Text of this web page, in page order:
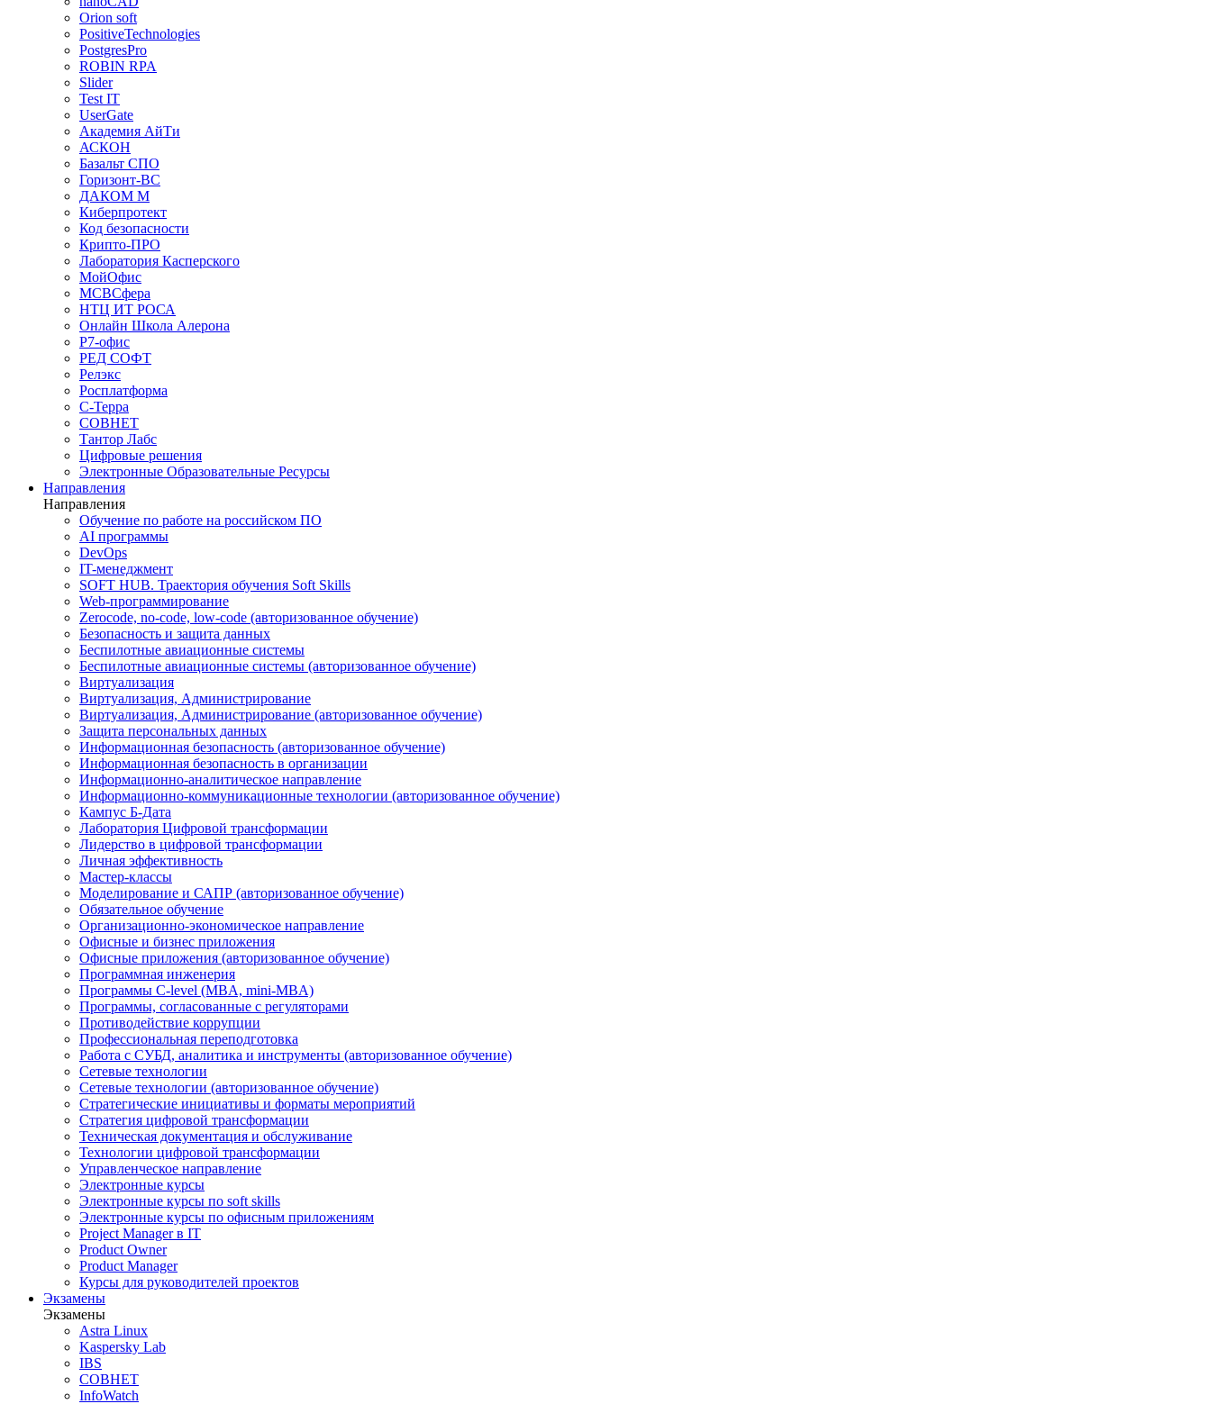
Orion soft
PositiveTechnologies
PostgresPro
ROBIN RPA
Slider
Test IT
UserGate
Академия АйТи
АСКОН
Базальт СПО
Горизонт-ВС
ДАКОМ М
Киберпротект
Код безопасности
Крипто-ПРО
Лаборатория Касперского
МойОфис
МСВСфера
НТЦ ИТ РОСА
Онлайн Школа Алерона
Р7-офис
РЕД СОФТ
Релэкс
Росплатформа
С-Терра
СОВНЕТ
Тантор Лабс
Цифровые решения
Электронные Образовательные Ресурсы
Направления
Направления
Обучение по работе на российском ПО
AI программы
DevOps
IT-менеджмент
SOFT HUB. Траектория обучения Soft Skills
Web-программирование
Zerocode, no-code, low-code (авторизованное обучение)
Безопасность и защита данных
Беспилотные авиационные системы
Беспилотные авиационные системы (авторизованное обучение)
Виртуализация
Виртуализация, Администрирование
Виртуализация, Администрирование (авторизованное обучение)
Защита персональных данных
Информационная безопасность (авторизованное обучение)
Информационная безопасность в организации
Информационно-аналитическое направление
Информационно-коммуникационные технологии (авторизованное обучение)
Кампус Б-Дата
Лаборатория Цифровой трансформации
Лидерство в цифровой трансформации
Личная эффективность
Мастер-классы
Моделирование и САПР (авторизованное обучение)
Обязательное обучение
Организационно-экономическое направление
Офисные и бизнес приложения
Офисные приложения (авторизованное обучение)
Программная инженерия
Программы C-level (MBA, mini-MBA)
Программы, согласованные с регуляторами
Противодействие коррупции
Профессиональная переподготовка
Работа с СУБД, аналитика и инструменты (авторизованное обучение)
Сетевые технологии
Сетевые технологии (авторизованное обучение)
Стратегические инициативы и форматы мероприятий
Стратегия цифровой трансформации
Техническая документация и обслуживание
Технологии цифровой трансформации
Управленческое направление
Электронные курсы
Электронные курсы по soft skills
Электронные курсы по офисным приложениям
Project Manager в IT
Product Owner
Product Manager
Курсы для руководителей проектов
Экзамены
Экзамены
Astra Linux
Kaspersky Lab
IBS
СОВНЕТ
InfoWatch